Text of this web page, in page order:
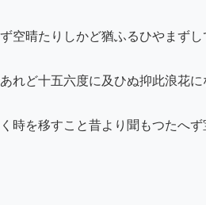
空晴たりしかど猶ふるひやまずし
れど十五六度に及ひぬ抑此浪花に
時を移すこと昔より聞もつたへず